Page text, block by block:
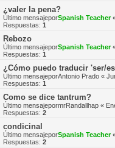
¿valer la pena?
Último mensajeporSpanish Teacher
Respuestas: 1
Rebozo
Último mensajeporSpanish Teacher
Respuestas: 1
¿Cómo puedo traducir 'ser/
Último mensajeporAntonio Prado «
Respuestas: 1
Como se dice tantrum?
Último mensajepormrRandallhap «
Respuestas: 2
condicinal
Último mensajeporSpanish Teacher
Respuestas: 2